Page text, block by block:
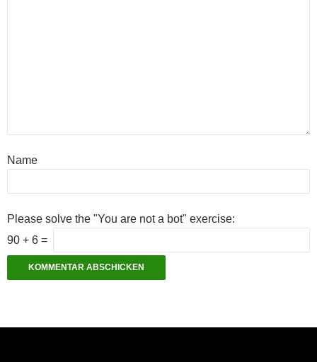
Name
Please solve the "You are not a bot" exercise:
90 + 6 =